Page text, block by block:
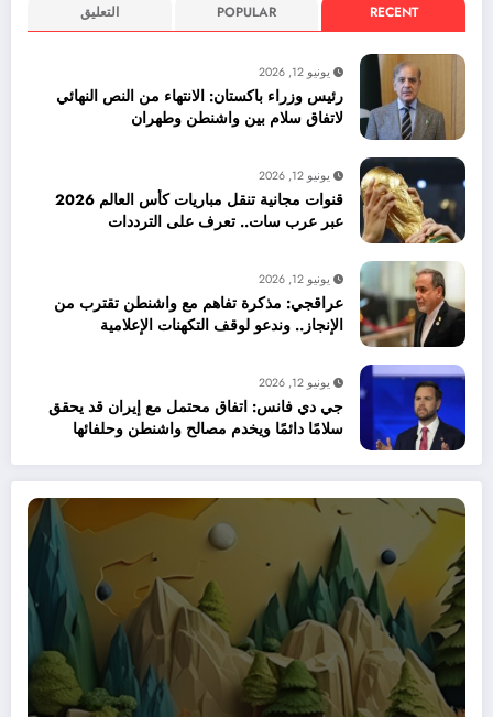
RECENT
POPULAR التعليق
يونيو 12, 2026
رئيس وزراء باكستان: الانتهاء من النص النهائي
لاتفاق سلام بين واشنطن وطهران
يونيو 12, 2026
قنوات مجانية تنقل مباريات كأس العالم 2026
عبر عرب سات.. تعرف على الترددات
يونيو 12, 2026
عراقجي: مذكرة تفاهم مع واشنطن تقترب من
الإنجاز.. وندعو لوقف التكهنات الإعلامية
يونيو 12, 2026
جي دي فانس: اتفاق محتمل مع إيران قد يحقق
سلامًا دائمًا ويخدم مصالح واشنطن وحلفائها